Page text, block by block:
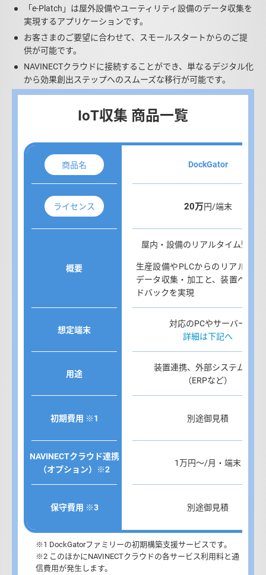
「e-Platch」は屋外設備やユーティリティ設備のデータ収集を
実現するアプリケーションです。
お客さまのご要望に合わせて、スモールスタートからのご提
供が可能です。
NAVINECTクラウドに接続することができ、単なるデジタル化
から効果創出ステップへのスムーズな移行が可能です。
IoT収集 商品一覧
商品名 DockGator
ライセンス 20万円/端末
概要
屋内・設備のリアルタイム監視
生産設備やPLCからのリアルタイ
データ収集・加工と、装置へのフ
ドバックを実現
想定端末
対応のPCやサーバー
詳細は下記へ
用途
装置連携、外部システム連携
（ERPなど）
初期費用 ※1 別途御見積
NAVINECTクラウド連携
（オプション）※2
1万円～/月・端末
保守費用 ※3 別途御見積
※1 DockGatorファミリーの初期構築支援サービスです。
※2 このほかにNAVINECTクラウドの各サービス利用料と通
信費用が発生します。